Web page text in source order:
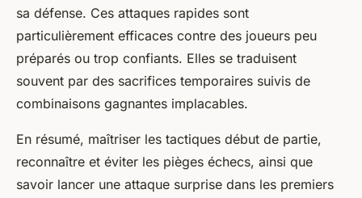
sa défense. Ces attaques rapides sont
particulièrement efficaces contre des joueurs peu
préparés ou trop confiants. Elles se traduisent
souvent par des sacrifices temporaires suivis de
combinaisons gagnantes implacables.
En résumé, maîtriser les tactiques début de partie,
reconnaître et éviter les pièges échecs, ainsi que
savoir lancer une attaque surprise dans les premiers